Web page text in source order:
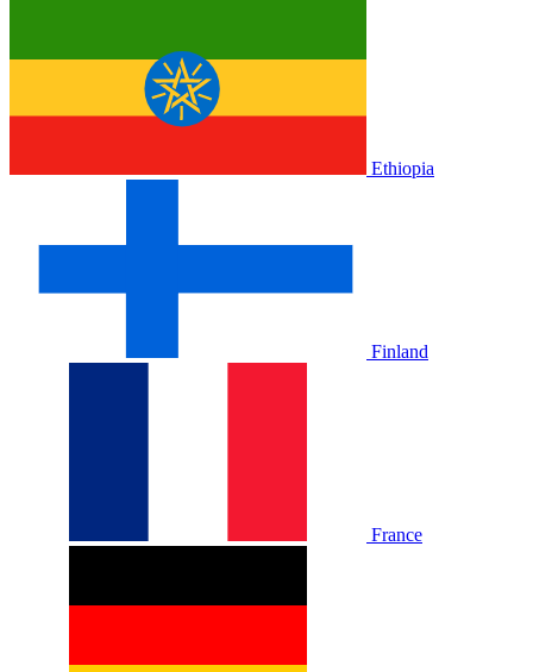
Ethiopia
Finland
France